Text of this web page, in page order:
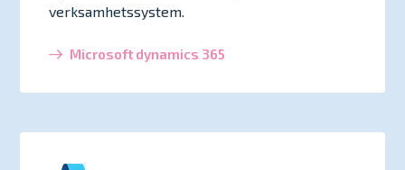
verksamhetssystem.
Microsoft dynamics 365